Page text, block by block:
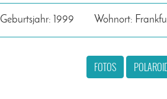
Geburtsjahr: 1999 Wohnort:
FOTOS